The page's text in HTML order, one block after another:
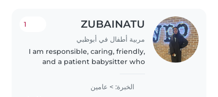
ZUBAINATU
مربية أطفال في أبوظبي
1
I am responsible, caring, friendly,
and a patient babysitter who
helping them with meals,
playtime, homework and daily
الخبرة: > عامين